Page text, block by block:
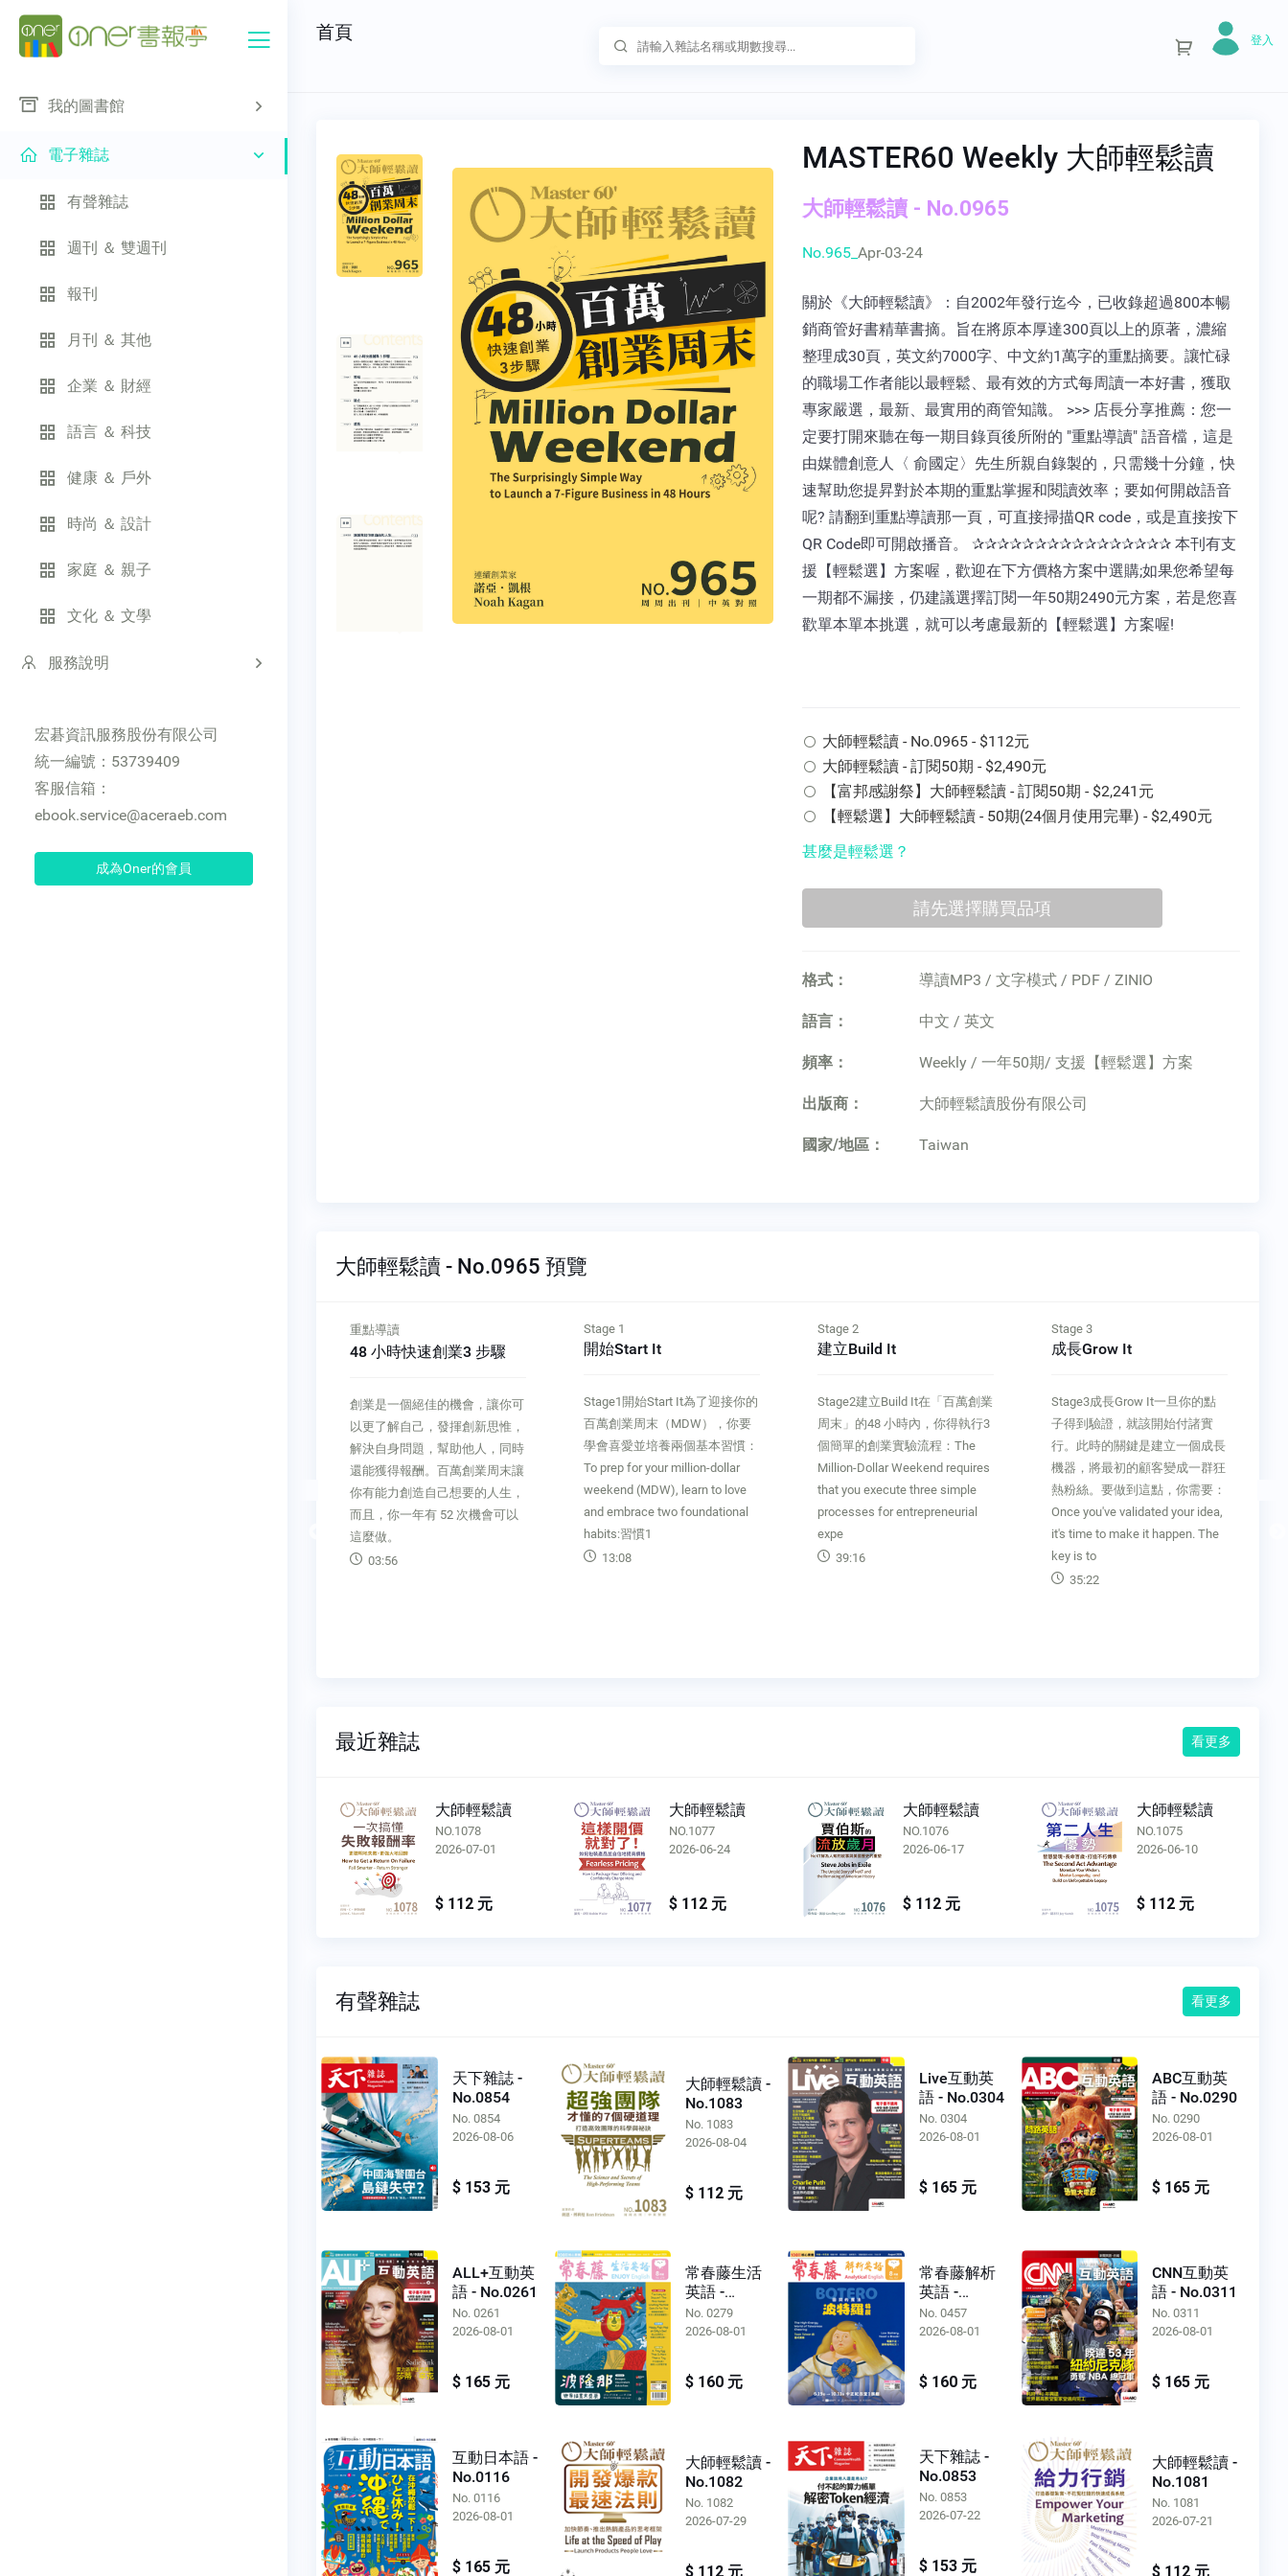
我的圖書館
電子雜誌
有聲雜誌
週刊 ＆ 雙週刊
報刊
月刊 ＆ 其他
企業 ＆ 財經
語言 ＆ 科技
健康 ＆ 戶外
時尚 ＆ 設計
家庭 ＆ 親子
文化 ＆ 文學
服務說明
宏碁資訊服務股份有限公司
統一編號：53739409
客服信箱：
ebook.service@aceraeb.com
成為Oner的會員
首頁 登入
MASTER60 Weekly 大師輕鬆讀
大師輕鬆讀 - No.0965
No.965_ Apr-03-24
關於《大師輕鬆讀》：自2002年發行迄今，已收錄超過800本暢
銷商管好書精華書摘。旨在將原本厚達300頁以上的原著，濃縮
整理成30頁，英文約7000字、中文約1萬字的重點摘要。讓忙碌
的職場工作者能以最輕鬆、最有效的方式每周讀一本好書，獲取
專家嚴選，最新、最實用的商管知識。 >>> 店長分享推薦：您一
定要打開來聽在每一期目錄頁後所附的 "重點導讀" 語音檔，這是
由媒體創意人〈 俞國定〉先生所親自錄製的，只需幾十分鐘，快
速幫助您提昇對於本期的重點掌握和閱讀效率；要如何開啟語音
呢? 請翻到重點導讀那一頁，可直接掃描QR code，或是直接按下
QR Code即可開啟播音。 ✰✰✰✰✰✰✰✰✰✰✰✰✰✰✰✰ 本刊有支
援【輕鬆選】方案喔，歡迎在下方價格方案中選購;如果您希望每
一期都不漏接，仍建議選擇訂閱一年50期2490元方案，若是您喜
歡單本單本挑選，就可以考慮最新的【輕鬆選】方案喔!
大師輕鬆讀 - No.0965 - $112元
大師輕鬆讀 - 訂閱50期 - $2,490元
【富邦感謝祭】大師輕鬆讀 - 訂閱50期 - $2,241元
【輕鬆選】大師輕鬆讀 - 50期(24個月使用完畢) - $2,490元
甚麼是輕鬆選？
格式： 導讀MP3 / 文字模式 / PDF / ZINIO
語言： 中文 / 英文
頻率： Weekly / 一年50期/ 支援【輕鬆選】方案
出版商： 大師輕鬆讀股份有限公司
國家/地區： Taiwan
大師輕鬆讀 - No.0965 預覽
Previous
重點導讀
48 小時快速創業3 步驟
創業是一個絕佳的機會，讓你可
以更了解自己，發揮創新思惟，
解決自身問題，幫助他人，同時
還能獲得報酬。百萬創業周末讓
你有能力創造自己想要的人生，
而且，你一年有 52 次機會可以
這麼做。
03:56
Stage 1
開始Start It
Stage1開始Start It為了迎接你的
百萬創業周末（MDW），你要
學會喜愛並培養兩個基本習慣：
To prep for your million-dollar
weekend (MDW), learn to love
and embrace two foundational
habits:習慣1
13:08
Stage 2
建立Build It
Stage2建立Build It在「百萬創業
周末」的48 小時內，你得執行3
個簡單的創業實驗流程：The
Million-Dollar Weekend requires
that you execute three simple
processes for entrepreneurial
expe
39:16
Stage 3
成長Grow It
Stage3成長Grow It一旦你的點
子得到驗證，就該開始付諸實
行。此時的關鍵是建立一個成長
機器，將最初的顧客變成一群狂
熱粉絲。要做到這點，你需要：
Once you've validated your idea,
it's time to make it happen. The
key is to
35:22
最近雜誌 看更多
大師輕鬆讀
NO.1078
2026-07-01
$ 112 元
大師輕鬆讀
NO.1077
2026-06-24
$ 112 元
大師輕鬆讀
NO.1076
2026-06-17
$ 112 元
大師輕鬆讀
NO.1075
2026-06-10
$ 112 元
有聲雜誌 看更多
天下雜誌 -
No.0854
No. 0854
2026-08-06
$ 153 元
大師輕鬆讀 -
No.1083
No. 1083
2026-08-04
$ 112 元
Live互動英
語 - No.0304
No. 0304
2026-08-01
$ 165 元
ABC互動英
語 - No.0290
No. 0290
2026-08-01
$ 165 元
ALL+互動英
語 - No.0261
No. 0261
2026-08-01
$ 165 元
常春藤生活
英語 -
No.0279
No. 0279
2026-08-01
$ 160 元
常春藤解析
英語 -
No.0457
No. 0457
2026-08-01
$ 160 元
CNN互動英
語 - No.0311
No. 0311
2026-08-01
$ 165 元
互動日本語 -
No.0116
No. 0116
2026-08-01
$ 165 元
大師輕鬆讀 -
No.1082
No. 1082
2026-07-29
$ 112 元
天下雜誌 -
No.0853
No. 0853
2026-07-22
$ 153 元
大師輕鬆讀 -
No.1081
No. 1081
2026-07-21
$ 112 元